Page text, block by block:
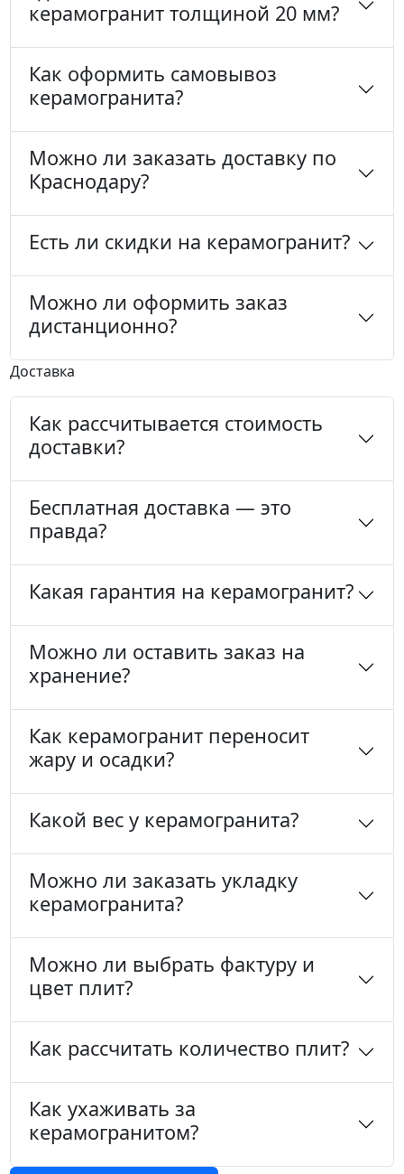
керамогранит толщиной 20 мм?
Как оформить самовывоз
керамогранита?
Можно ли заказать доставку по
Краснодару?
Есть ли скидки на керамогранит?
Можно ли оформить заказ
дистанционно?
Доставка
Как рассчитывается стоимость
доставки?
Бесплатная доставка — это
правда?
Какая гарантия на керамогранит?
Можно ли оставить заказ на
хранение?
Как керамогранит переносит
жару и осадки?
Какой вес у керамогранита?
Можно ли заказать укладку
керамогранита?
Можно ли выбрать фактуру и
цвет плит?
Как рассчитать количество плит?
Как ухаживать за
керамогранитом?